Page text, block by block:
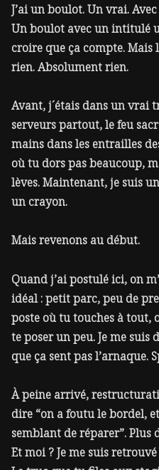
J’ai un boulot. Un vrai.
Un boulot avec un intitulé
croire que ça compte. Mais
rien. Absolument rien.
Avant, j´étais dans un vrai
serveurs partout, le feu
mains dans les entrailles
où tu dors pas beaucoup,
lèves. Maintenant, je suis
un crayon.
Mais revenons au début.
Quand j’ai postulé ici, on
idéal : petit parc, peu de
poste où tu touches à tout,
te poser un peu. Je me
que ça sent pas l’arnaque.
À peine arrivé,
dire “on a foutu le bordel,
semblant de réparer”. Plus
Et moi ? Je me suis